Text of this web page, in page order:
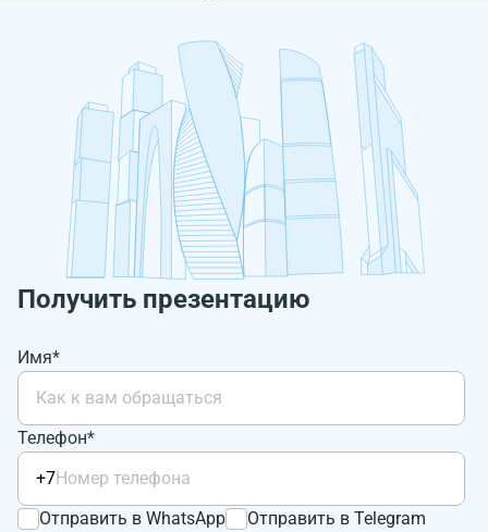
Получить презентацию
Имя*
Телефон*
+7
Отправить в WhatsApp
Отправить в Telegram